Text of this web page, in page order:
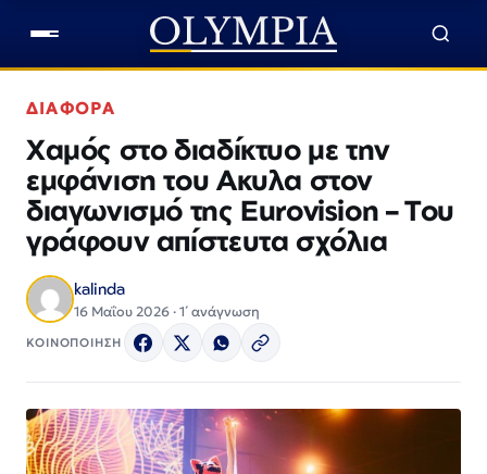
ΔΙΑΦΟΡΑ
Χαμός στο διαδίκτυο με την
εμφάνιση του Ακυλα στον
διαγωνισμό της Eurovision – Του
γράφουν απίστευτα σχόλια
kalinda
16 Μαΐου 2026 · 1΄ ανάγνωση
ΚΟΙΝΟΠΟΙΗΣΗ